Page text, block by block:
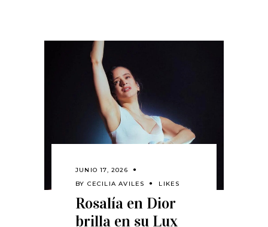
JUNIO 17, 2026
BY CECILIA AVILES LIKES
Rosalía en Dior
brilla en su Lux